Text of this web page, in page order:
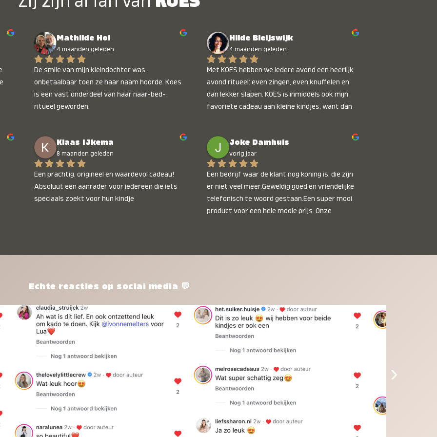
Mathilde Hol
4 maanden geleden
De smile van mijn kleindochter was
onbetaalbaar toen ze haar naam hoorde. Koes
is een vast onderdeel van haar naar-bed-
ritueel geworden.
Hilde Bleijswijk
4 maanden geleden
Met KOES hebben we iedere avond een heerlijk
avond ritueel: even zingen, even knuffelen en
dan lekker slapen. KOES is inmiddels ook mijn
favoriete cadeau aan kleine kindjes, want dan
onbetaalbaar :)
Klaas IJkema
8 maanden geleden
Een prachtig, origineel en waardevol cadeau!
Absoluut een aanrader voor iedereen die iets
speciaals zoekt voor hun kindje
Joke Damhuis
vorig jaar
Een bedrijf waar de klant nog koning is, die zijn
er niet veel meer.Geweldig goed en vriendelijke
telefonisch te woord gestaan.Een super mooi
product voor een hele mooie prijs. Onze
twijfelen gewoon doen, het is het waard.
Echte reacties op social media 💬
›